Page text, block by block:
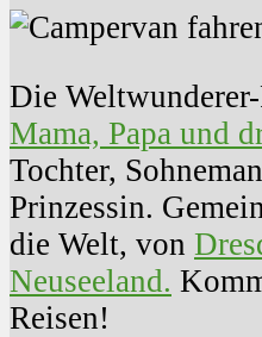
Die
Mama, Papa und
Tochter,
Prinzessin.
die Welt, von
Neuseeland.
Reisen!